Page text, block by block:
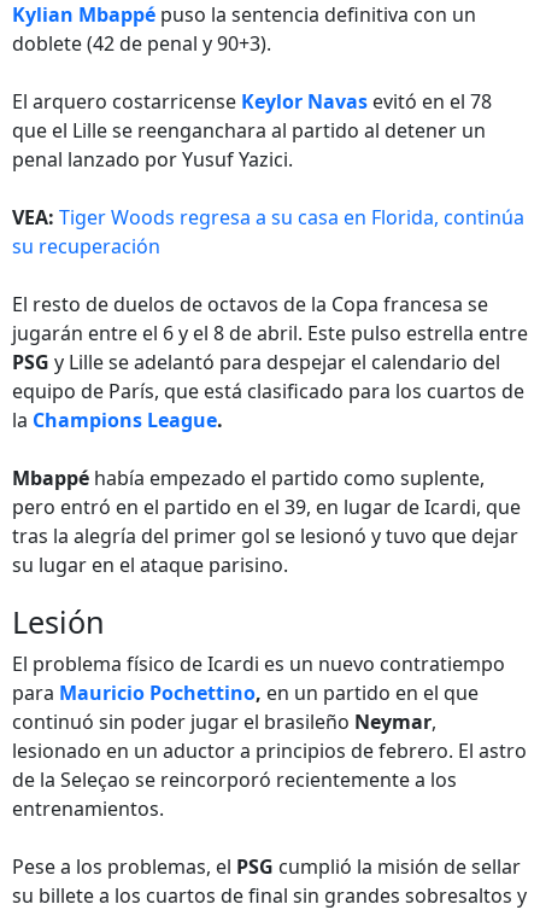
Kylian Mbappé puso la sentencia definitiva con un
doblete (42 de penal y 90+3).
El arquero costarricense Keylor Navas evitó en el 78
que el Lille se reenganchara al partido al detener un
penal lanzado por Yusuf Yazici.
VEA: Tiger Woods regresa a su casa en Florida, continúa
su recuperación
El resto de duelos de octavos de la Copa francesa se
jugarán entre el 6 y el 8 de abril. Este pulso estrella entre
PSG y Lille se adelantó para despejar el calendario del
equipo de París, que está clasificado para los cuartos de
la Champions League.
Mbappé había empezado el partido como suplente,
pero entró en el partido en el 39, en lugar de Icardi, que
tras la alegría del primer gol se lesionó y tuvo que dejar
su lugar en el ataque parisino.
Lesión
El problema físico de Icardi es un nuevo contratiempo
para Mauricio Pochettino, en un partido en el que
continuó sin poder jugar el brasileño Neymar,
lesionado en un aductor a principios de febrero. El astro
de la Seleçao se reincorporó recientemente a los
entrenamientos.
Pese a los problemas, el PSG cumplió la misión de sellar
su billete a los cuartos de final sin grandes sobresaltos y